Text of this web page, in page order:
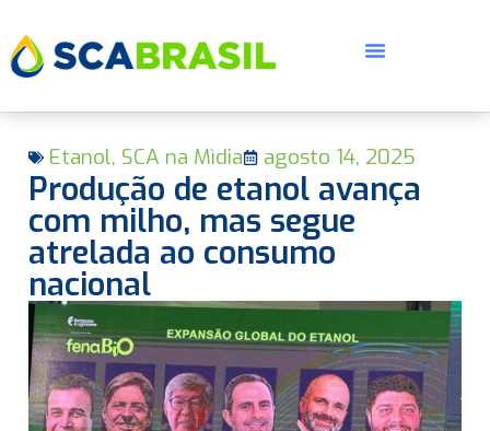
Etanol, SCA na Mìdia agosto 14, 2025
Produção de etanol avança
com milho, mas segue
atrelada ao consumo
nacional